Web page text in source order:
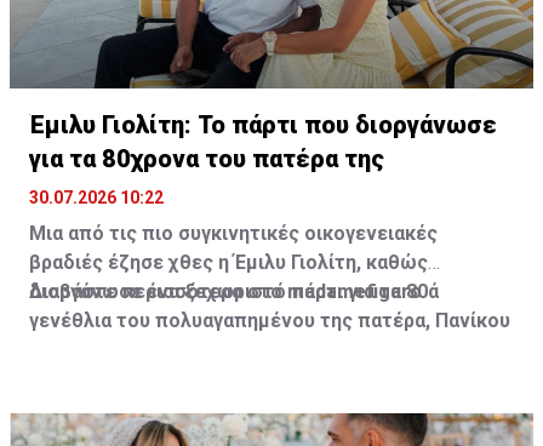
Έμιλυ Γιολίτη: Το πάρτι που διοργάνωσε
για τα 80χρονα του πατέρα της
30.07.2026 10:22
Μια από τις πιο συγκινητικές οικογενειακές
βραδιές έζησε χθες η Έμιλυ Γιολίτη, καθώς
διοργάνωσε ένα ξεχωριστό πάρτι για τα 80ά
γενέθλια του πολυαγαπημένου της πατέρα, Πανίκου
Διαβάστε περισσότερα στο madamefigaro